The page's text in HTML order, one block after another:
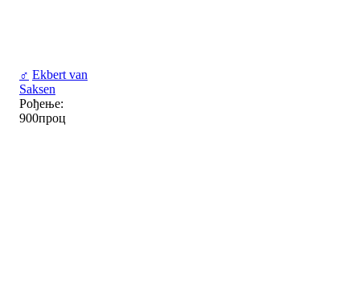
♂ Ekbert van
Saksen
Рођење:
900проц